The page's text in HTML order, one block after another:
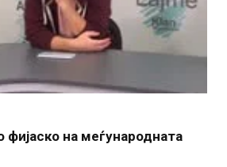
фијаско на меѓународната